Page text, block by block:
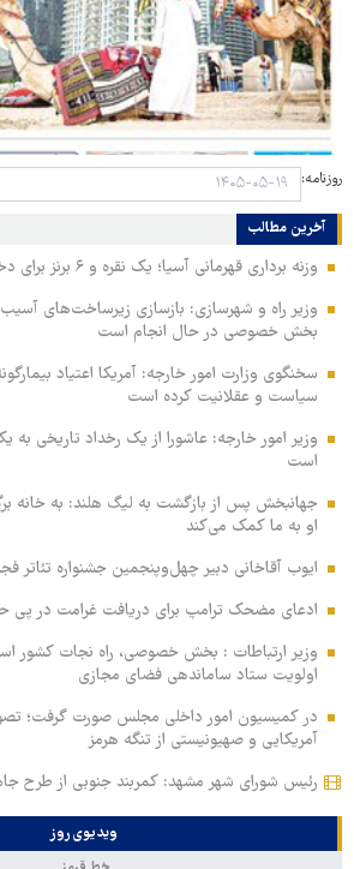
روزنامه:
آخرین مطالب
وزنه برداری قهرمانی آسیا؛ یک نقره و ۶ برنز برای دختران ایران
وزیر راه و شهرسازی: بازسازی زیرساخت‌های
بخش خصوصی در حال انجام است
سخنگوی وزارت امور خارجه: آمریکا اعتیاد
سیاست و عقلانیت کرده است
وزیر امور خارجه: عاشورا از یک رخداد تاریخی
است
جهانبخش پس از بازگشت به لیگ هلند: به خانه
او به ما کمک می‌کند
ایوب آقاخانی دبیر چهل‌وپنجمین جشنواره تئاتر
ادعای مضحک ترامپ برای دریافت غرامت در پی
وزیر ارتباطات : بخش خصوصی، راه نجات کشور
اولویت ستاد ساماندهی فضای مجازی
در کمیسیون امور داخلی مجلس صورت گرفت؛
آمریکایی و صهیونیستی از تنگه هرمز
رئیس شورای شهر مشهد: کمربند جنوبی از
ویدیوی روز